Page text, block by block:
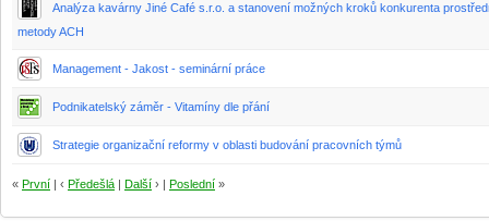
Analýza kavárny Jiné Café s.r.o. a stanovení možných kroků konkurenta
metody ACH
Management - Jakost - seminární práce
Podnikatelský záměr - Vitamíny dle přání
Strategie organizační reformy v oblasti budování pracovních týmů
« První | ‹ Předešlá Další › | Poslední »